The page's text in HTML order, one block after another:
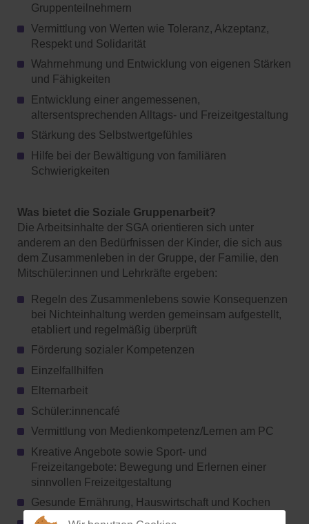
Gruppenteilnehmern
Vermittlung von Werten wie Toleranz, Akzeptanz,
Respekt und Solidarität
Wahrnehmung und Entwicklung von eigenen Stärken
und Fähigkeiten
Entwicklung einer angemessenen,
altersentsprechenden Alltags- und Freizeitgestaltung
Stärkung des Selbstwertgefühles
Hilfe bei der Bewältigung von familiären
Schwierigkeiten
Was bietet die Soziale Gruppenarbeit?
Die Arbeitsinhalte der SGA orientieren sich unter
anderem an den Bedürfnissen der Kinder, die sich aus
dem Zusammenleben in der Gruppe, der Familie, den
Mitschüler:innen und Lehrkräfte ergeben:
Regeln des Zusammenlebens sowie Konsequenzen
bei Nichteinhaltung werden gemeinsam aufgestellt,
etabliert und regelmäßig überprüft
Förderung sozialer Kompetenzen
Einzelfallhilfen
Elternarbeit
Schüler:innencafé
Vermittlung von Medienkompetenz/Lernen am PC
Kreative Angebote sowie Sport- und
Freizeitangebote: Bewegung und Erlernen einer
sinnvollen Freizeitgestaltung
Gesunde Ernährung, Hauswirtschaft und Kochen